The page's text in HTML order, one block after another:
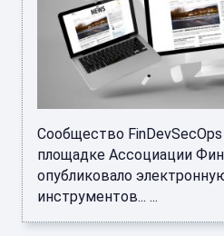
Сообщество
площадке Ассоциации
опубликовало
инструментов... ...